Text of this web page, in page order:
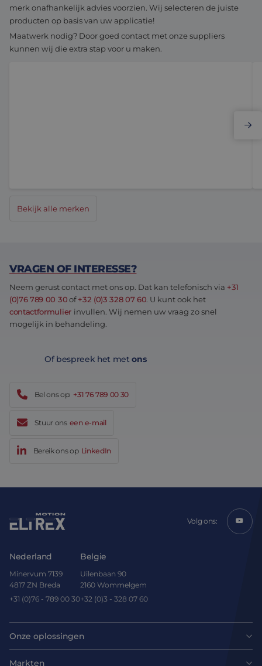
merk onafhankelijk advies voorzien. Wij selecteren de juiste
producten op basis van uw applicatie!
Maatwerk nodig? Door goed contact met onze suppliers
kunnen wij die extra stap voor u maken.
Bekijk alle merken
VRAGEN OF INTERESSE?
Neem gerust contact met ons op. Dat kan telefonisch via +31
(0)76 789 00 30of+32 (0)3 328 07 60. U kunt ook het
contactformulier invullen. Wij nemen uw vraag zo snel
mogelijk in behandeling.
Of bespreek het metons
Bel ons op: +31 76 789 00 30
Stuur ons een e-mail
Bereik ons op LinkedIn
Volg ons:
Nederland
Minervum 7139
4817 ZN Breda
+31 (0)76 - 789 00 30
Belgie
Uilenbaan 90
2160 Wommelgem
+32 (0)3 - 328 07 60
Onze oplossingen
Motoren
Markten